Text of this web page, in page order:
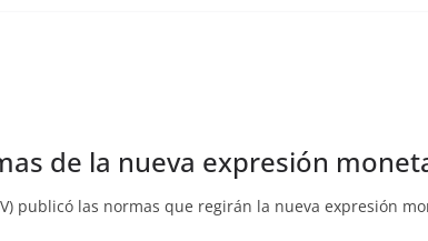
de la nueva expresión
publicó las normas que regirán la nueva expresión